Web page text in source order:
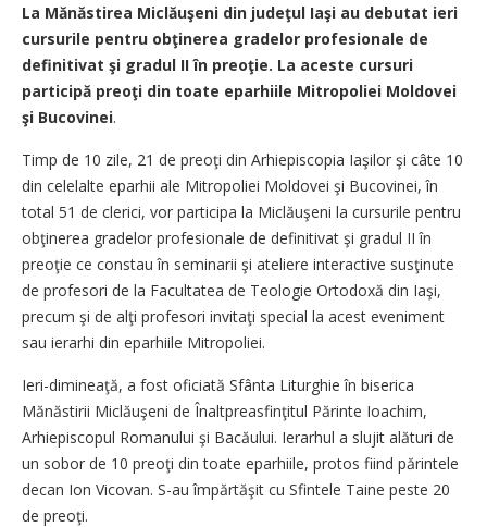
La Mănăstirea Miclăuşeni din judeţul Iaşi au debutat ieri
cursurile pentru obţinerea gradelor profesionale de
definitivat şi gradul II în preoţie. La aceste cursuri
participă preoţi din toate eparhiile Mitropoliei Moldovei
şi Bucovinei.
Timp de 10 zile, 21 de preoţi din Arhiepiscopia Iaşilor şi câte 10
din celelalte eparhii ale Mitropoliei Moldovei şi Bucovinei, în
total 51 de clerici, vor participa la Miclăuşeni la cursurile pentru
obţinerea gradelor profesionale de definitivat şi gradul II în
preoţie ce constau în seminarii şi ateliere interactive susţinute
de profesori de la Facultatea de Teologie Ortodoxă din Iaşi,
precum şi de alţi profesori invitaţi special la acest eveniment
sau ierarhi din eparhiile Mitropoliei.
Ieri-dimineaţă, a fost oficiată Sfânta Liturghie în biserica
Mănăstirii Miclăuşeni de Înaltpreasfinţitul Părinte Ioachim,
Arhiepiscopul Romanului şi Bacăului. Ierarhul a slujit alături de
un sobor de 10 preoţi din toate eparhiile, protos fiind părintele
decan Ion Vicovan. S-au împărtăşit cu Sfintele Taine peste 20
de preoţi.